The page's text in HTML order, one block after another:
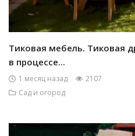
Тиковая мебель. Тиковая
в процессе...
1 месяц назад
2107
Сад и огород